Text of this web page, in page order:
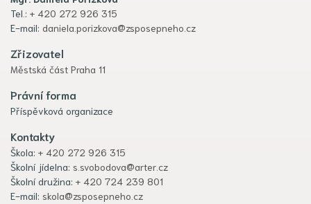
Tel.: + 420 272 926 315
E-mail: daniela.porizkova@zsposepneho.cz
Zřizovatel
Městská část Praha 11
Právní forma
Příspěvková organizace
Kontakty
Škola: + 420 272 926 315
Školní jídelna: s.svobodova@arter.cz
Školní družina: + 420 724 239 801
E-mail: skola@zsposepneho.cz